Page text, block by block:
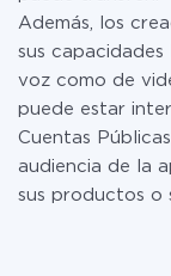
Además, los
sus
voz como de
puede estar
Cuentas
audiencia de la
sus productos o